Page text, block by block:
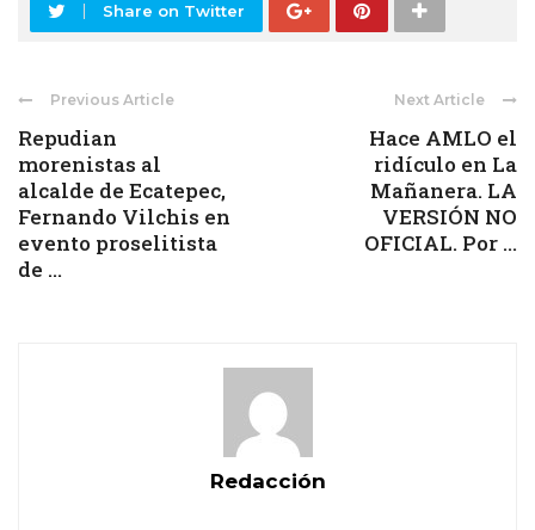
Share on Twitter
Previous Article
Repudian
morenistas al
alcalde de Ecatepec,
Fernando Vilchis en
evento proselitista
de ...
Next Article
Hace AMLO el
ridículo en La
Mañanera. LA
VERSIÓN NO
OFICIAL. Por ...
Redacción